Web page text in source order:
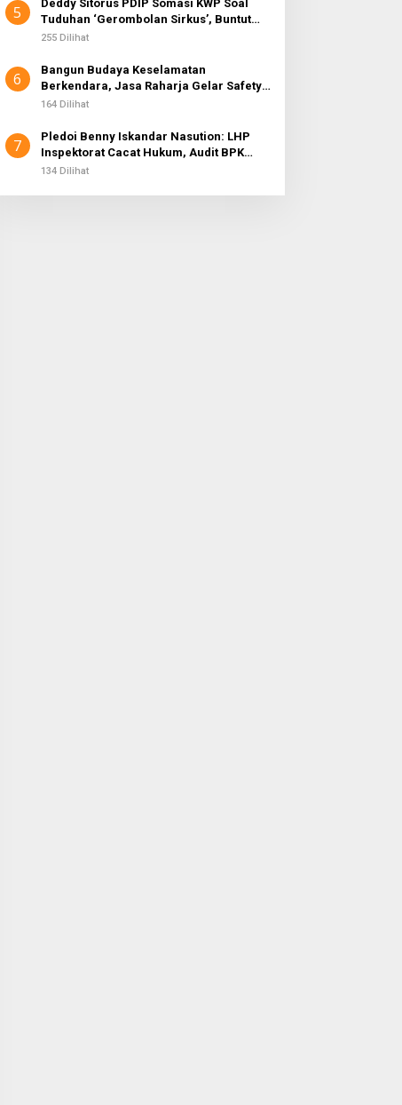
5
Deddy Sitorus PDIP Somasi KWP Soal
Tuduhan ‘Gerombolan Sirkus’, Buntut
Rapat Komisi II Dipimpin Sufmi Dasco
255 Dilihat
6
Bangun Budaya Keselamatan
Berkendara, Jasa Raharja Gelar Safety
Campaign di PT Pasifik Medan Industri
164 Dilihat
7
Pledoi Benny Iskandar Nasution: LHP
Inspektorat Cacat Hukum, Audit BPK
Nihil Temuan
134 Dilihat